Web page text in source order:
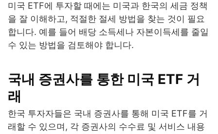
미국 ETF에 투자할 때에는 미국과 한국의 세금 정책
을 잘 이해하고, 적절한 절세 방법을 찾는 것이 필요
합니다. 예를 들어 배당 소득세나 자본이득세를 줄일
수 있는 방법을 검토해야 합니다.
국내 증권사를 통한 미국 ETF 거
래
한국 투자자들은 국내 증권사를 통해 미국 ETF를 거
래할 수 있으며, 각 증권사의 수수료 및 서비스 내용